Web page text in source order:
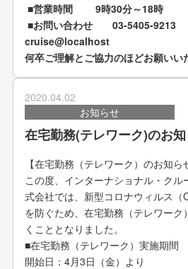
■営業時間
9時30分～18時
■お問い合わせ 03-5405-9213
cruise@localhost
何卒ご理解とご協力のほどお願いい
2020.04.02
お知らせ
在宅勤務(テレワーク)のお
【在宅勤務（テレワーク）のお知ら
この度、インターナショナル・ク
式会社では、新型コロナウィルス（
を防ぐため、在宅勤務（テレワー
くこととなりました。
■在宅勤務（テレワーク）実施期間
開始日： 4月3日（金）より